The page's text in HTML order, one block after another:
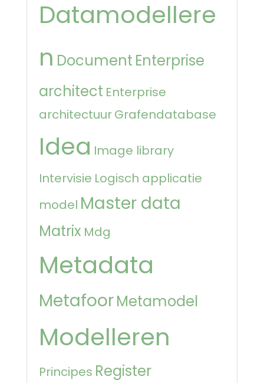
Datamodellere
n Document Enterprise
architect Enterprise
architectuurGrafendatabase
Idea Image library
Intervisie Logisch applicatie
model Master data
Matrix Mdg
Metadata
MetafoorMetamodel
Modelleren
Principes Register